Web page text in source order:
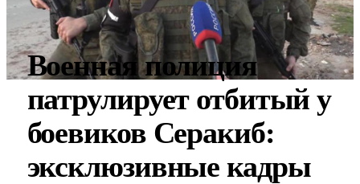
Военная полиция
патрулирует отбитый у
боевиков Серакиб:
эксклюзивные кадры